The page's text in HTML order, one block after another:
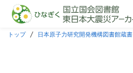
本文に飛ぶ
トップ 日本原子力研究開発機構図書館蔵書